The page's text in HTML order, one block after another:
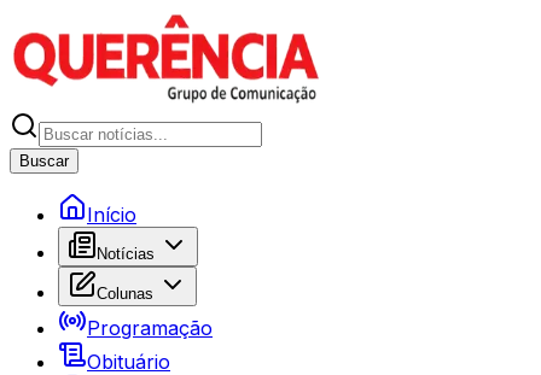
Buscar
Início
Notícias
Colunas
Programação
Obituário